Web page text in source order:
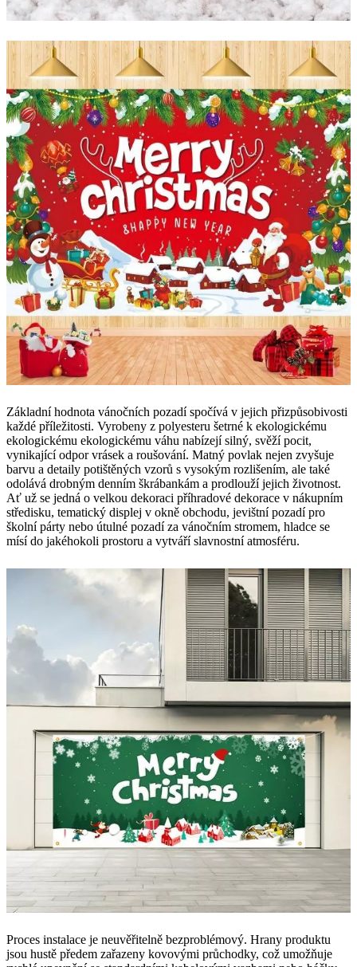
Základní hodnota vánočních pozadí spočívá v jejich přizpůsobivosti
každé příležitosti. Vyrobeny z polyesteru šetrné k ekologickému
ekologickému ekologickému váhu nabízejí silný, svěží pocit,
vynikající odpor vrásek a roušování. Matný povlak nejen zvyšuje
barvu a detaily potištěných vzorů s vysokým rozlišením, ale také
odolává drobným denním škrábankám a prodlouží jejich životnost.
Ať už se jedná o velkou dekoraci příhradové dekorace v nákupním
středisku, tematický displej v okně obchodu, jevištní pozadí pro
školní párty nebo útulné pozadí za vánočním stromem, hladce se
mísí do jakéhokoli prostoru a vytváří slavnostní atmosféru.
Proces instalace je neuvěřitelně bezproblémový. Hrany produktu
jsou hustě předem zařazeny kovovými průchodky, což umožňuje